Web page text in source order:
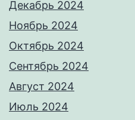
Декабрь 2024
Ноябрь 2024
Октябрь 2024
Сентябрь 2024
Август 2024
Июль 2024